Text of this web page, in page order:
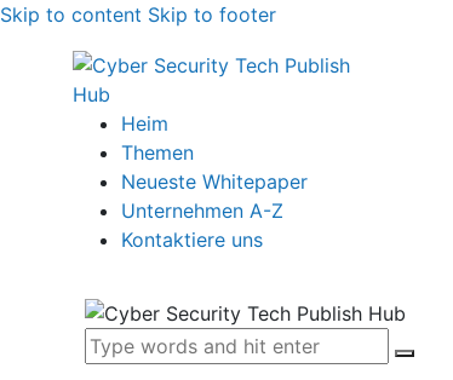
Skip to content Skip to footer
Heim
Themen
Neueste Whitepaper
Unternehmen A-Z
Kontaktiere uns